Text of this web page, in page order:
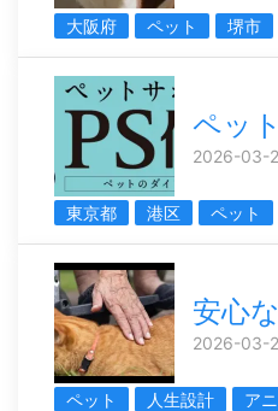
大阪府 ペット 堺市
ペッ
2026-03-
東京都 港区 ペット
安心
2026-03-
ペット 人生設計 ア